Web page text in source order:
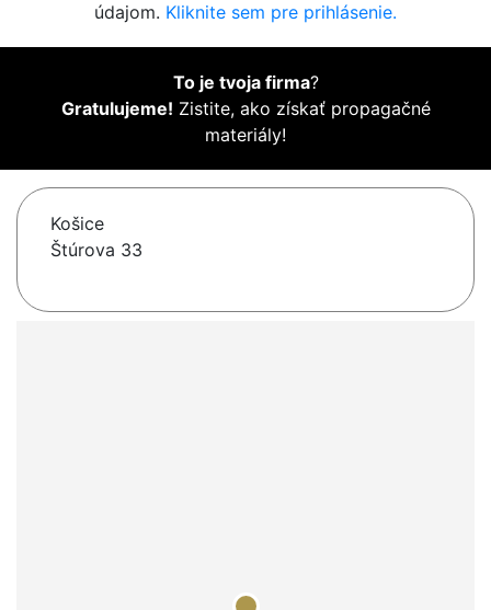
údajom. Kliknite sem pre prihlásenie.
To je tvoja firma?
Gratulujeme! Zistite, ako získať propagačné
materiály!
Košice
Štúrova 33